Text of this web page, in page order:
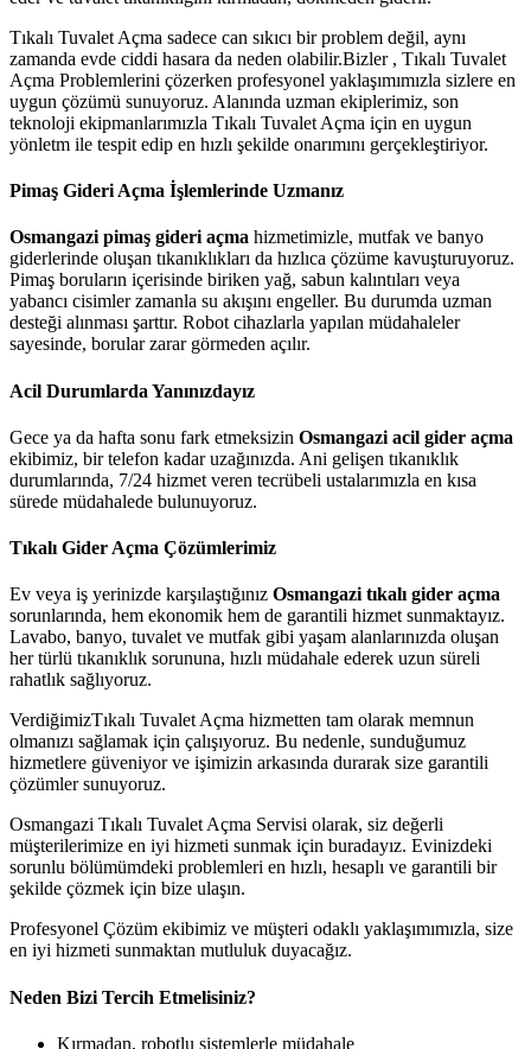
Tıkalı Tuvalet Açma sadece can sıkıcı bir problem değil, aynı
zamanda evde ciddi hasara da neden olabilir.Bizler , Tıkalı Tuvalet
Açma Problemlerini çözerken profesyonel yaklaşımımızla sizlere en
uygun çözümü sunuyoruz. Alanında uzman ekiplerimiz, son
teknoloji ekipmanlarımızla Tıkalı Tuvalet Açma için en uygun
yönletm ile tespit edip en hızlı şekilde onarımını gerçekleştiriyor.
Pimaş Gideri Açma İşlemlerinde Uzmanız
Osmangazi pimaş gideri açma hizmetimizle, mutfak ve banyo
giderlerinde oluşan tıkanıklıkları da hızlıca çözüme kavuşturuyoruz.
Pimaş boruların içerisinde biriken yağ, sabun kalıntıları veya
yabancı cisimler zamanla su akışını engeller. Bu durumda uzman
desteği alınması şarttır. Robot cihazlarla yapılan müdahaleler
sayesinde, borular zarar görmeden açılır.
Acil Durumlarda Yanınızdayız
Gece ya da hafta sonu fark etmeksizin Osmangazi acil gider açma
ekibimiz, bir telefon kadar uzağınızda. Ani gelişen tıkanıklık
durumlarında, 7/24 hizmet veren tecrübeli ustalarımızla en kısa
sürede müdahalede bulunuyoruz.
Tıkalı Gider Açma Çözümlerimiz
Ev veya iş yerinizde karşılaştığınız Osmangazi tıkalı gider açma
sorunlarında, hem ekonomik hem de garantili hizmet sunmaktayız.
Lavabo, banyo, tuvalet ve mutfak gibi yaşam alanlarınızda oluşan
her türlü tıkanıklık sorununa, hızlı müdahale ederek uzun süreli
rahatlık sağlıyoruz.
VerdiğimizTıkalı Tuvalet Açma hizmetten tam olarak memnun
olmanızı sağlamak için çalışıyoruz. Bu nedenle, sunduğumuz
hizmetlere güveniyor ve işimizin arkasında durarak size garantili
çözümler sunuyoruz.
Osmangazi Tıkalı Tuvalet Açma Servisi olarak, siz değerli
müşterilerimize en iyi hizmeti sunmak için buradayız. Evinizdeki
sorunlu bölümümdeki problemleri en hızlı, hesaplı ve garantili bir
şekilde çözmek için bize ulaşın.
Profesyonel Çözüm ekibimiz ve müşteri odaklı yaklaşımımızla, size
en iyi hizmeti sunmaktan mutluluk duyacağız.
Neden Bizi Tercih Etmelisiniz?
Kırmadan, robotlu sistemlerle müdahale